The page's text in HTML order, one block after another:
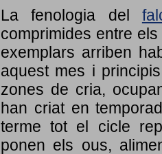
La fenologia del
comprimides entre
exemplars arriben
aquest mes i
zones de cria,
han criat en
terme tot el cicle
ponen els ous,